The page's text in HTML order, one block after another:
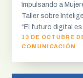
Impulsando a
Taller sobre
“El futuro digital es
13 DE OCTUBRE
COMUNICACIÓN